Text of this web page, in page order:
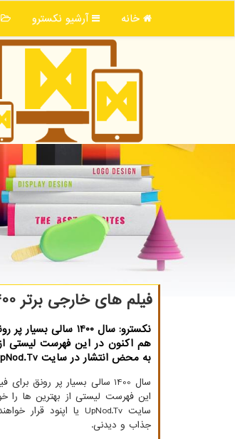
خانه آرشیو نكسترو
فیلم های خارجی برتر 1400
نكسترو: سال 1400
هم اكنون در این فهرست لیستی
به محض انتشار در سایت UpNod.Tv یا اپنود قرار خواهند گرفت.
سال 1400 سالی بسیار پر رونق
این فهرست لیستی از بهترین ها
سایت UpNod.Tvیا اپنود قرار
جذاب و دیدنی.